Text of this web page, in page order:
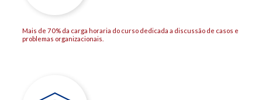
Mais de 70% da carga horaria do curso dedicada a discussão de casos e
problemas organizacionais.